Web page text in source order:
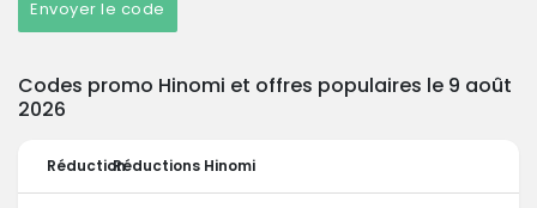
Envoyer le code
Codes promo Hinomi et offres populaires le 9 août
2026
RéductionRéductions Hinomi